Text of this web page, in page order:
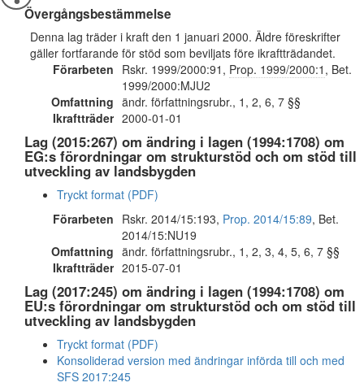
Övergångsbestämmelse
Denna lag träder i kraft den 1 januari 2000. Äldre föreskrifter
gäller fortfarande för stöd som beviljats före ikraftträdandet.
Förarbeten Rskr. 1999/2000:91, Prop. 1999/2000:1 , Bet.
1999/2000:MJU2
Omfattning ändr. författningsrubr., 1, 2, 6, 7 §§
Ikraftträder 2000-01-01
Lag (2015:267) om ändring i lagen (1994:1708) om
EG:s förordningar om strukturstöd och om stöd till
utveckling av landsbygden
Tryckt format (PDF)
Förarbeten Rskr. 2014/15:193, Prop. 2014/15:89, Bet.
2014/15:NU19
Omfattning ändr. författningsrubr., 1, 2, 3, 4, 5, 6, 7 §§
Ikraftträder 2015-07-01
Lag (2017:245) om ändring i lagen (1994:1708) om
EU:s förordningar om strukturstöd och om stöd till
utveckling av landsbygden
Tryckt format (PDF)
Konsoliderad version med ändringar införda till och med
SFS 2017:245